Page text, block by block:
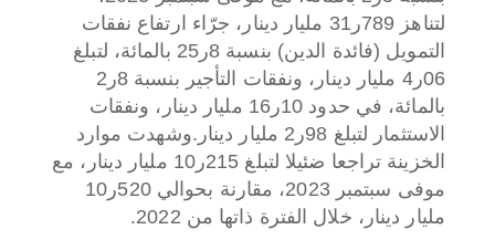
لتناهز 789ر31 مليار دينار، جرّاء ارتفاع نفقات
التمويل (فائدة الدين) بنسبة 8ر25 بالمائة، لتبلغ
06ر4 مليار دينار، ونفقات التأجير بنسبة 8ر2
بالمائة، في حدود 10ر16 مليار دينار، ونفقات
الاستثمار لتبلغ 98ر2 مليار دينار
.وشهدت موارد
الخزينة تراجعا ضئيلا لتبلغ 215ر10 مليار دينار، مع
موفى سبتمبر 2023، مقارنة بحوالي 520ر10
مليار دينار، خلال الفترة ذاتها من 2022
.